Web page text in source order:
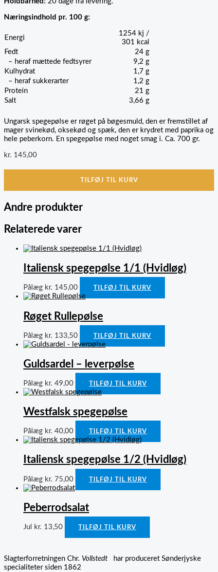
Næringsindhold pr. 100 g:
Energi
1254 kj /
301 kcal
Fedt
24 g
– heraf mættede fedtsyrer
9,2 g
Kulhydrat
1,7 g
– heraf sukkerarter
1,2 g
Protein
21 g
Salt
3,66 g
Ungarsk spegepølse er røget på bøgesmuld, den er fremstillet af
mager svinekød, oksekød og spæk, den er krydret med paprika og
hele peberkorn. En spegepølse med noget smag i. Ca. 700 gr.
kr. 145,00
TILFØJ TIL KURV
Andre produkter
Relaterede varer
Italiensk spegepølse 1/1 (Hvidløg)
Pålæg kr. 145,00 TILFØJ TIL KURV
Røget Rullepølse
Pålæg kr. 133,50 TILFØJ TIL KURV
Guldsardel – leverpølse
Pålæg kr. 49,00 TILFØJ TIL KURV
Westfalsk spegepølse
Pålæg kr. 40,00 TILFØJ TIL KURV
Italiensk spegepølse 1/2 (Hvidløg)
Pålæg kr. 75,00 TILFØJ TIL KURV
Peberrodsalat
Jul kr. 13,50 TILFØJ TIL KURV
Slagterforretningen Chr. Vollstedt har produceret Sønderjyske
specialiteter siden 1862